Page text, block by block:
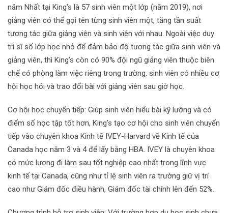
năm Nhất tại King’s là 57 sinh viên một lớp (năm 2019), nơi
giảng viên có thể gọi tên từng sinh viên một, tăng tần suất
tương tác giữa giảng viên và sinh viên với nhau. Ngoài việc duy
trì sĩ số lớp học nhỏ để đảm bảo độ tương tác giữa sinh viên và
giảng viên, thì King’s còn có 90% đội ngũ giảng viên thuộc biên
chế có phòng làm việc riêng trong trường, sinh viên có nhiều cơ
hội học hỏi và trao đổi bài với giảng viên sau giờ học.
Cơ hội học chuyển tiếp: Giúp sinh viên hiểu bài kỹ lưỡng và có
điểm số học tập tốt hơn, King’s tạo cơ hội cho sinh viên chuyển
tiếp vào chuyên khoa Kinh tế IVEY-Harvard về Kinh tế của
Canada học năm 3 và 4 để lấy bằng HBA. IVEY là chuyên khoa
có mức lương đi làm sau tốt nghiệp cao nhất trong lĩnh vực
kinh tế tại Canada, cũng như tỉ lệ sinh viên ra trường giữ vị trí
cao như Giám đốc điều hành, Giám đốc tài chính lên đến 52%.